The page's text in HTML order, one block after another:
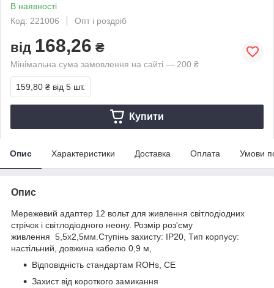
В наявності
Код: 221006
Опт і роздріб
від 168,26 ₴
Мінімальна сума замовлення на сайті — 200 ₴
159,80 ₴ від 5 шт.
Купити
Опис Характеристики Доставка Оплата Умови
Опис
Мережевий адаптер 12 вольт для живлення світлодіодних
стрічок і світлодіодного неону. Розмір роз'єму
живлення 5,5х2,5мм.Ступінь захисту: IP20, Тип корпусу:
настільний, довжина кабелю 0,9 м,
Відповідність стандартам ROHs, CE
Захист від короткого замикання